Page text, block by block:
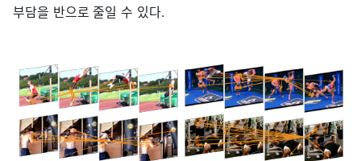
부담을 반으로 줄일 수 있다.